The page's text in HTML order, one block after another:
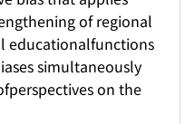
of regional
educationalfunctions
simultaneously
on the